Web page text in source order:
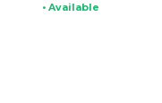
• Available